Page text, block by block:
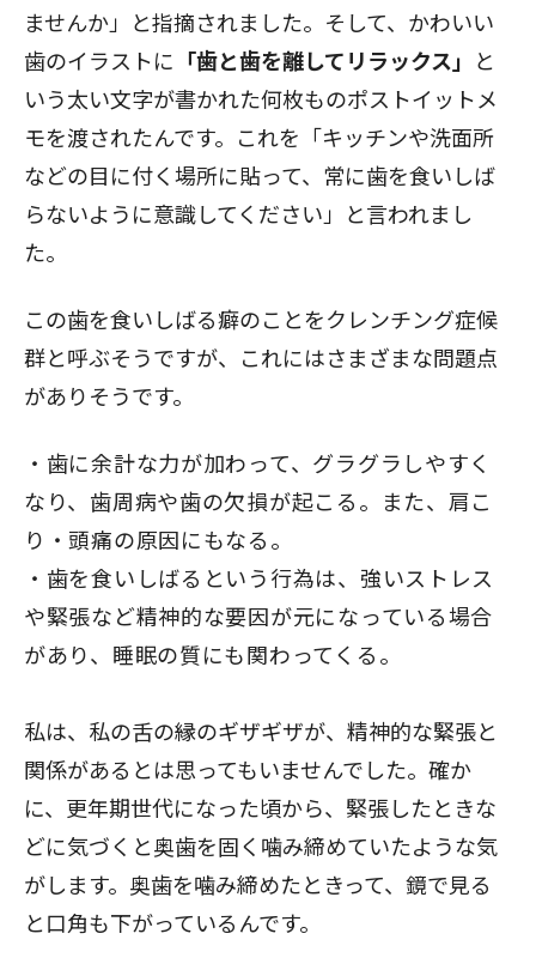
ませんか」と指摘されました。そして、かわいい
歯のイラストに 「歯と歯を離してリラックス」 と
いう太い文字が書かれた何枚ものポストイットメ
モを渡されたんです。これを「キッチンや洗面所
などの目に付く場所に貼って、常に歯を食いしば
らないように意識してください」と言われまし
た。
この歯を食いしばる癖のことをクレンチング症候
群と呼ぶそうですが、これにはさまざまな問題点
がありそうです。
歯に余計な力が加わって、グラグラしやすく
なり、歯周病や歯の欠損が起こる。また、肩こ
り・頭痛の原因にもなる。
歯を食いしばるという行為は、強いストレス
や緊張など精神的な要因が元になっている場合
があり、睡眠の質にも関わってくる。
私は、私の舌の縁のギザギザが、精神的な緊張と
関係があるとは思ってもいませんでした。確か
に、更年期世代になった頃から、緊張したときな
どに気づくと奥歯を固く噛み締めていたような気
がします。奥歯を噛み締めたときって、鏡で見る
と口角も下がっているんです。